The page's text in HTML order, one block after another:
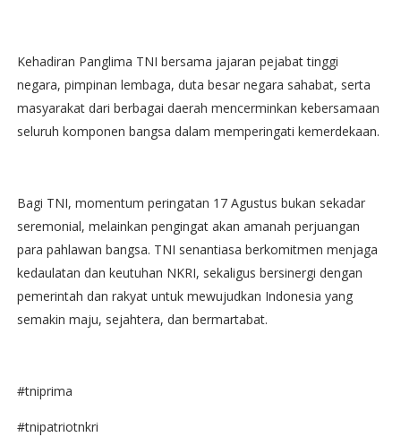
Kehadiran Panglima TNI bersama jajaran pejabat tinggi
negara, pimpinan lembaga, duta besar negara sahabat, serta
masyarakat dari berbagai daerah mencerminkan kebersamaan
seluruh komponen bangsa dalam memperingati kemerdekaan.
Bagi TNI, momentum peringatan 17 Agustus bukan sekadar
seremonial, melainkan pengingat akan amanah perjuangan
para pahlawan bangsa. TNI senantiasa berkomitmen menjaga
kedaulatan dan keutuhan NKRI, sekaligus bersinergi dengan
pemerintah dan rakyat untuk mewujudkan Indonesia yang
semakin maju, sejahtera, dan bermartabat.
#tniprima
#tnipatriotnkri